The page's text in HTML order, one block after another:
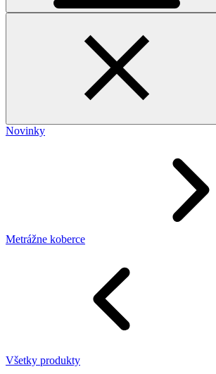
Novinky
Metrážne koberce
Všetky produkty